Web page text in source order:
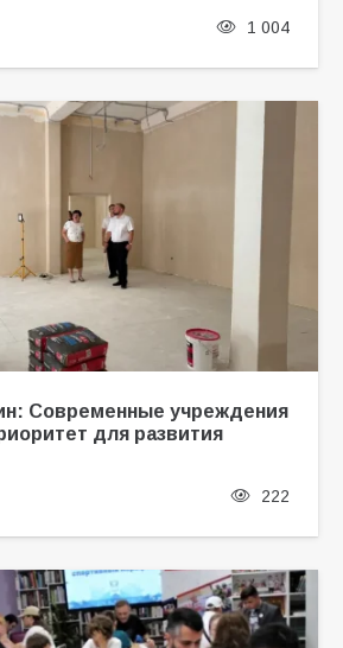
1 004
Современные учреждения
для развития
222